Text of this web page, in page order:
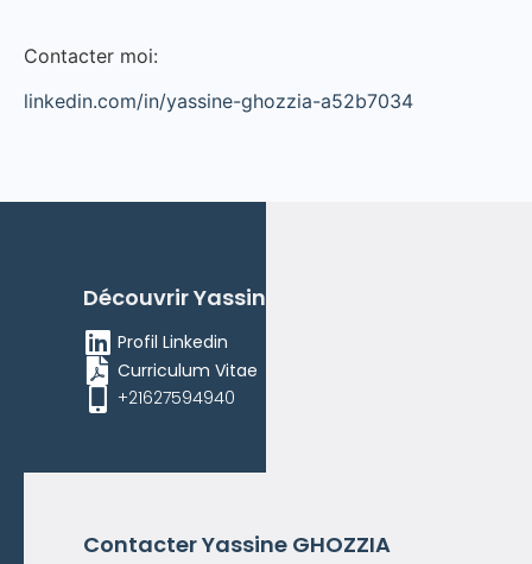
Contacter moi:
linkedin.com/in/yassine-ghozzia-a52b7034
DécouvrirYassine
Profil Linkedin
Curriculum Vitae
+21627594940
ContacterYassine GHOZZIA